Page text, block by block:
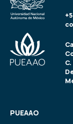
PUEAAO